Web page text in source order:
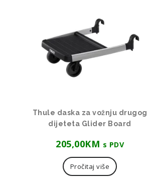
Thule daska za vožnju drugog
dijeteta Glider Board
205,00KM s PDV
Pročitaj više